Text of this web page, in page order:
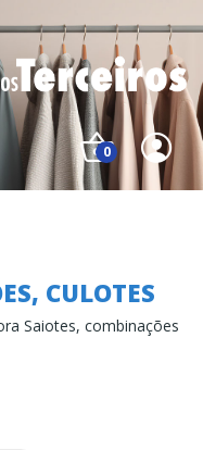
0
CULOTES
Saiotes, combinações